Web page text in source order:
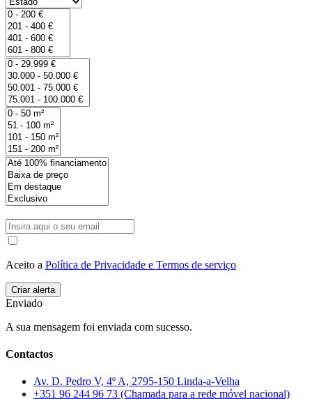
Aceito a Política de Privacidade e Termos de serviço
Enviado
A sua mensagem foi enviada com sucesso.
Contactos
Av. D. Pedro V, 4º A, 2795-150 Linda-a-Velha
+351 96 244 96 73 (Chamada para a rede móvel nacional)